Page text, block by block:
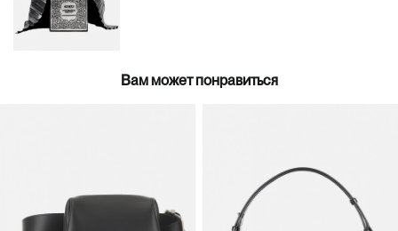
Вам может понравиться